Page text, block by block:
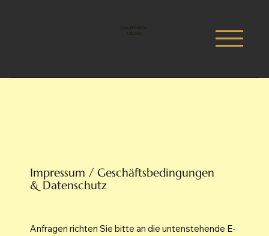
Impressum / Geschäftsbedingungen
& Datenschutz
Anfragen richten Sie bitte an die untenstehende E-